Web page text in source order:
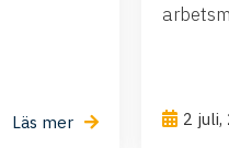
Läs mer 2 juli,